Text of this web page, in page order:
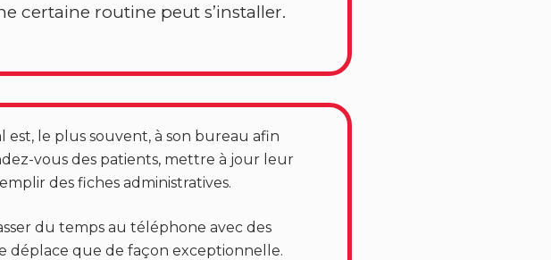
certaine routine peut s’installer.
est, le plus souvent, à son bureau afin
vous des patients, mettre à jour leur
des fiches administratives.
du temps au téléphone avec des
déplace que de façon exceptionnelle.